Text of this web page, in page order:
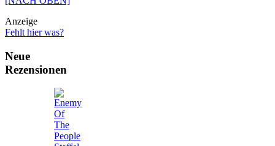
Anzeige
Fehlt hier was?
Neue
Rezensionen